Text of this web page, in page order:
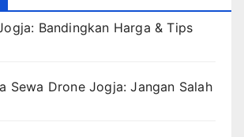
Bandingkan Harga & Tips
Sewa Drone Jogja: Jangan Salah